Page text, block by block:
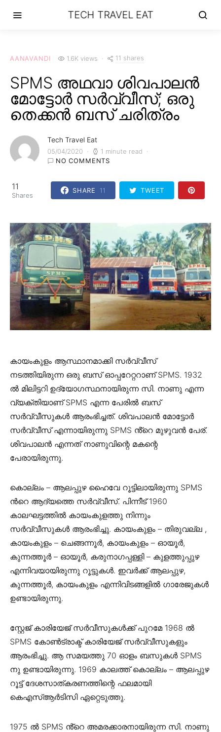
TECH TRAVEL EAT
AANAVANDI 1.6K views 11 shares
SPMS അഥവാ ശിവപാലൻ
മോട്ടോർ സർവ്വീസ്; ഒരു
തെക്കൻ ബസ് ചരിത്രം
Tech Travel Eat
05/04/2020
1 minute read
NO COMMENTS
11
Shares
SHARE 11 TWEET
കായംകുളം ആസ്ഥാനമാക്കി സർവ്വീസ്
നടത്തിയിരുന്ന ഒരു ബസ് ഓപ്പറേറ്ററാണ് SPMS. 1932
ൽ മിലിട്ടറി ഉദ്യോഗസ്ഥനായിരുന്ന സി. നാണു എന്ന
വ്യക്തിയാണ് SPMS എന്ന പേരിൽ ബസ്
സർവ്വീസുകൾ ആരംഭിച്ചത്. ശിവപാലൻ മോട്ടോർ
സർവ്വീസ് എന്നായിരുന്നു SPMS ൻ്റെ മുഴുവൻ പേര്.
ശിവപാലൻ എന്നത് നാണുവിന്റെ മകന്റെ
പേരായിരുന്നു.
കൊല്ലം – ആലപ്പുഴ ഹൈവേ റൂട്ടിലായിരുന്നു SPMS
ൻറെ ആദ്യത്തെ സർവ്വീസ്. പിന്നീട് 1960
കാലഘട്ടത്തിൽ കായംകുളത്തു നിന്നും
സർവ്വീസുകൾ ആരംഭിച്ചു. കായംകുളം – തിരുവല്ല ,
കായംകുളം – ചെങ്ങന്നൂർ, കായംകുളം – ഓയൂർ,
കുന്നത്തൂർ – ഓയൂർ, കരുനാഗപ്പള്ളി – കുളത്തുപ്പുഴ
എന്നിവയായിരുന്നു റൂട്ടുകൾ. ഇവർക്ക് ആലപ്പുഴ,
കുന്നത്തൂർ, കായംകുളം എന്നിവിടങ്ങളിൽ ഗാരേജുകൾ
ഉണ്ടായിരുന്നു.
സ്റ്റേജ് കാരിയേജ് സർവീസുകൾക്ക് പുറമേ 1968 ൽ
SPMS കോൺട്രാക്ട് കാരിയേജ് സർവ്വീസുകളും
ആരംഭിച്ചു. ആ സമയത്തു 70 ഓളം ബസുകൾ SPMS
നു ഉണ്ടായിരുന്നു. 1969 കാലത്ത് കൊല്ലം – ആലപ്പുഴ
റൂട്ട് ദേശസാത്കരണത്തിന്റെ ഫലമായി
കെഎസ്ആർടിസി ഏറ്റെടുത്തു.
1975 ൽ SPMS ൻ്റെ അമരക്കാരനായിരുന്ന സി. നാണു